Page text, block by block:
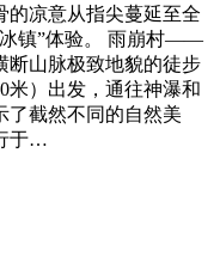
的凉意从指尖蔓延至全
冰镇”体验。 雨崩村——
断山脉极致地貌的徒步
米）出发，通往神瀑和
了截然不同的自然美
于…